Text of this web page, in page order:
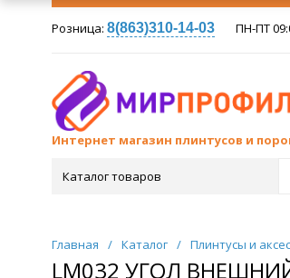
Розница: 8(863)310-14-03 ПН-ПТ
Интернет магазин плинтусов и
Каталог товаров
Главная / Каталог / Плинтусы и
LM032 УГОЛ